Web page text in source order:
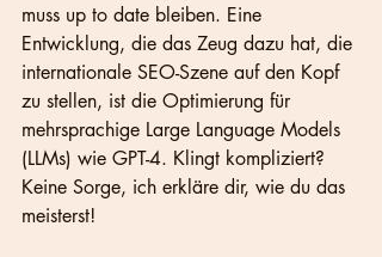
muss up to date bleiben. Eine
Entwicklung, die das Zeug dazu hat, die
internationale SEO-Szene auf den Kopf
zu stellen, ist die Optimierung für
mehrsprachige Large Language Models
(LLMs) wie GPT-4. Klingt kompliziert?
Keine Sorge, ich erkläre dir, wie du das
meisterst!